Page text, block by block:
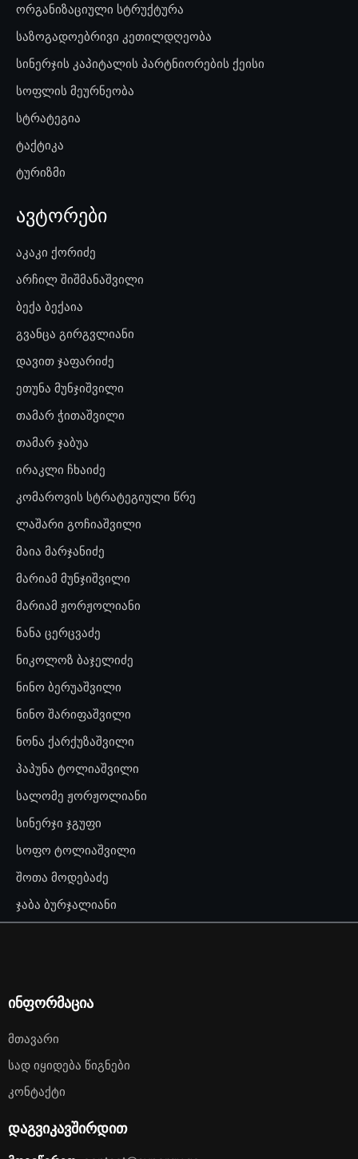
ორგანიზაციული სტრუქტურა
საზოგადოებრივი კეთილდღეობა
სინერჯის კაპიტალის პარტნიორების ქეისი
სოფლის მეურნეობა
სტრატეგია
ტაქტიკა
ტურიზმი
ავტორები
აკაკი ქორიძე
არჩილ შიშმანაშვილი
ბექა ბექაია
გვანცა გირგვლიანი
დავით ჯაფარიძე
ეთუნა მუნჯიშვილი
თამარ ჭითაშვილი
თამარ ჯაბუა
ირაკლი ჩხაიძე
კომაროვის სტრატეგიული წრე
ლაშარი გოჩიაშვილი
მაია მარჯანიძე
მარიამ მუნჯიშვილი
მარიამ ჟორჟოლიანი
ნანა ცერცვაძე
ნიკოლოზ ბაჯელიძე
ნინო ბერუაშვილი
ნინო შარიფაშვილი
ნონა ქარქუზაშვილი
პაპუნა ტოლიაშვილი
სალომე ჟორჟოლიანი
სინერჯი ჯგუფი
სოფო ტოლიაშვილი
შოთა მოდებაძე
ჯაბა ბურჯალიანი
ინფორმაცია
Მთავარი
Სად Იყიდება Წიგნები
Კონტაქტი
დაგვიკავშირდით